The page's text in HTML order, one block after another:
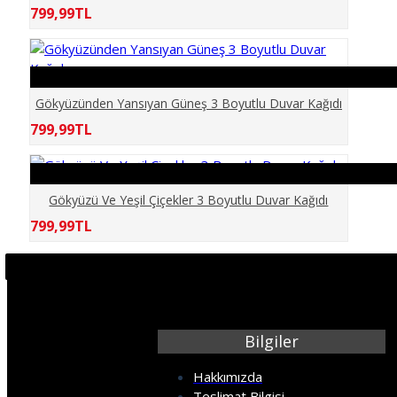
ELİT MODERN 5D
ERKEK BERBER
GÖKYÜZÜ
GÜN BATIMI
HARİTA OFİS
HAYVANLAR
799,99TL
Gökyüzünden Yansıyan Güneş 3 Boyutlu Duvar Kağıdı
799,99TL
Gökyüzü Ve Yeşil Çiçekler 3 Boyutlu Duvar Kağıdı
799,99TL
Bilgiler
Hakkımızda